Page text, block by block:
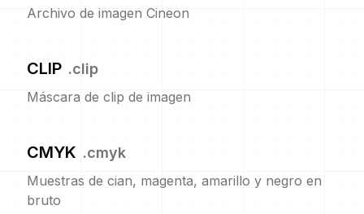
Archivo de imagen Cineon
CLIP .clip
Máscara de clip de imagen
CMYK .cmyk
Muestras de cian, magenta, amarillo y negro en
bruto